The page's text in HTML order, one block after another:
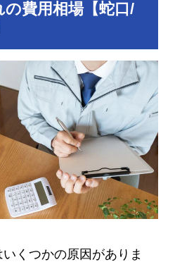
費用相場【蛇口/
くつかの原因がありま